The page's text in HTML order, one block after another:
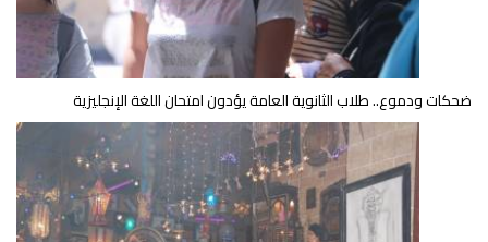
ضحكات ودموع.. طلاب الثانوية العامة يؤدون امتحان اللغة الإنجليزية